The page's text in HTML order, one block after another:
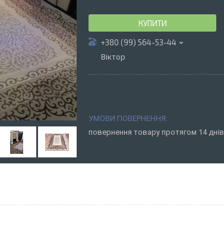
КУПИТИ
+380 (99) 564-53-44
Віктор
повернення товару протягом 14 днів